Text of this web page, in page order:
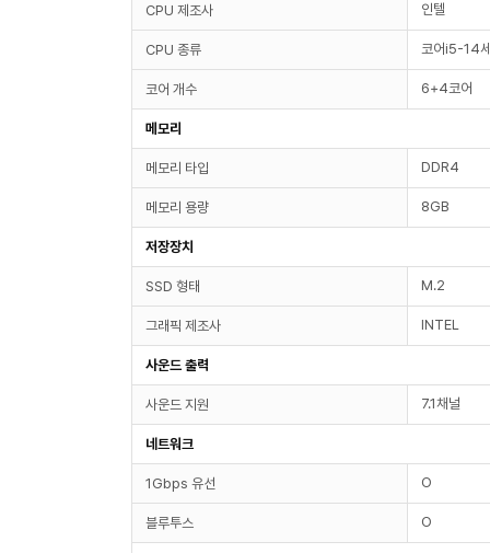
CPU 제조사 인텔
CPU 종류 코어i5-14
코어 개수 6+4코어
메모리
메모리 타입 DDR4
메모리 용량 8GB
저장장치
SSD 형태 M.2
그래픽 제조사 INTEL
사운드 출력
사운드 지원 7.1채널
네트워크
1Gbps 유선 O
블루투스 O